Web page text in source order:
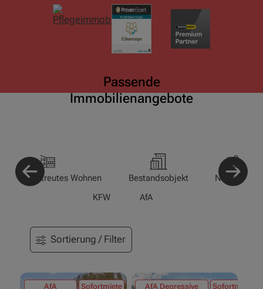
Passende
Immobilienangebote
Betreutes Wohnen Bestandsobjekt
Neubau
KFW
AfA
Sortierung / Filter
AfA Sofortmiete AfA Degressive Sofortmiete